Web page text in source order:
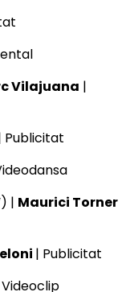
Vilajuana |
Publicitat
| Maurici Torner
| Publicitat